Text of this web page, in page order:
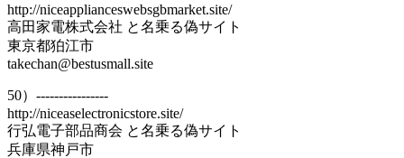
http://niceapplianceswebsgbmarket.site/
高田家電株式会社 と名乗る偽サイト
東京都狛江市
takechan@bestusmall.site
50）----------------
http://niceaselectronicstore.site/
行弘電子部品商会 と名乗る偽サイト
兵庫県神戸市